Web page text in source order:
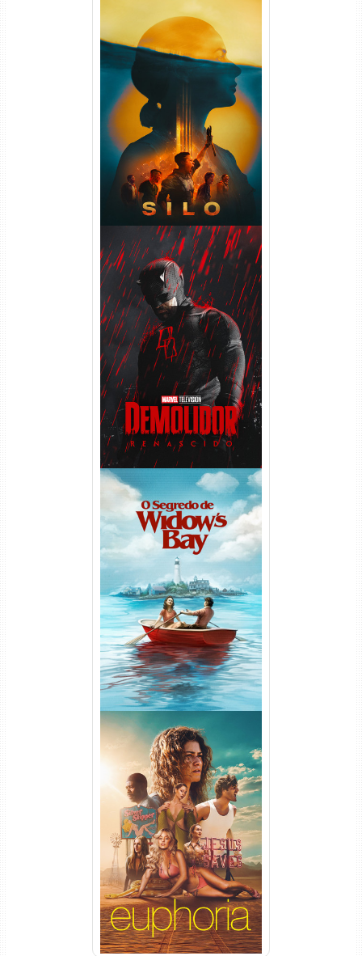
Silo 2ª Temporada (2024)
WEB-DL 1080p Dual Áudio
Demolidor: Renascido 2ª
Temporada (2026) WEB-DL
1080p Dual Áudio
O Segredo de Widow’s Bay
1ª Temporada Torrent (2026)
WEB-DL 1080p Dual Áudio
Euphoria 3ª Temporada
Torrent (2026) WEB-DL 1080p
Dual Áudio